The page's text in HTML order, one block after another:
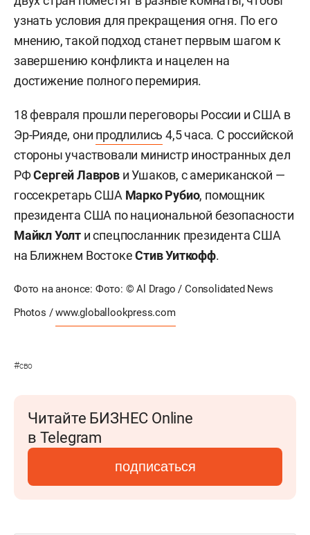
узнать условия для прекращения огня. По его
мнению, такой подход станет первым шагом к
завершению конфликта и нацелен на
достижение полного перемирия.
18 февраля прошли переговоры России и США в
Эр-Рияде, они продлились 4,5 часа. С российской
стороны участвовали министр иностранных дел
РФСергей Лаврови Ушаков, с американской —
госсекретарь США Марко Рубио, помощник
президента США по национальной безопасности
Майкл Уолт и спецпосланник президента США
на Ближнем ВостокеСтив Уиткофф.
Фото на анонсе: Фото: © Al Drago / Consolidated News
Photos /www.globallookpress.com
#сво
Читайте БИЗНЕС Online
в Telegram
подписаться